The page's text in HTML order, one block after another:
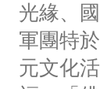
光緣、
軍團特
元文化